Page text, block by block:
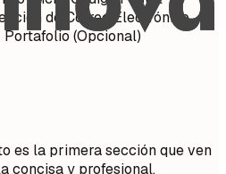
de Correo Electrónico
(Opcional)
es la primera sección que ven
concisa y profesional.